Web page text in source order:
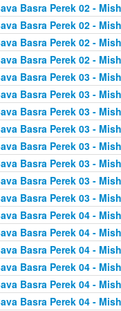
Basra Perek 02 -
Basra Perek 02 -
Basra Perek 02 -
Basra Perek 02 -
Basra Perek 03 -
Basra Perek 03 -
Basra Perek 03 -
Basra Perek 03 -
Basra Perek 03 -
Basra Perek 03 -
Basra Perek 03 -
Basra Perek 03 -
Basra Perek 04 -
Basra Perek 04 -
Basra Perek 04 -
Basra Perek 04 -
Basra Perek 04 -
Basra Perek 04 -